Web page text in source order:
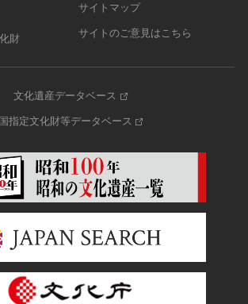
術
財
サイトマップ
サイトのご意見はこちら
文化遺産データベース
国指定文化財等データベース